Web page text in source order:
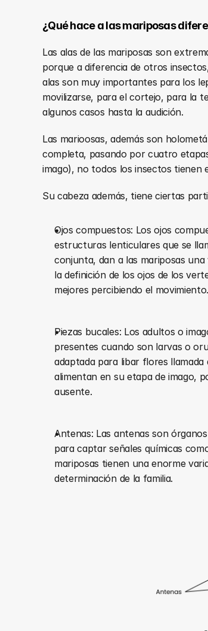
¿Qué hace a las mariposas
Las alas de las mariposas son
porque a diferencia de otros
alas son muy importantes para los
movilizarse, para el cortejo, para la
algunos casos hasta la audición.
Las marioosas, además son
completa, pasando por cuatro
imago), no todos los insectos tienen
Su cabeza además, tiene ciertas
Ojos compuestos: Los ojos
estructuras lenticulares que se
conjunta, dan a las mariposas
la definición de los ojos de los
mejores percibiendo el movimiento.
Piezas bucales: Los adultos o
presentes cuando son larvas o
adaptada para libar flores
alimentan en su etapa de imago,
ausente.
Antenas: Las antenas son
para captar señales químicas
mariposas tienen una enorme
determinación de la familia.